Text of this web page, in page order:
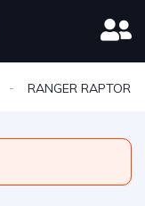
RANGER RAPTOR